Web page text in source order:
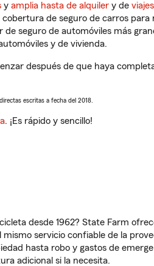
y amplia hasta de alquiler y de
de seguro de carros
seguro de automóviles más
y de vivienda.
después de que haya
escritas a fecha del 2018.
. ¡Es rápido y sencillo!
desde 1962? State Farm
servicio confiable de la
hasta robo y gastos de
adicional si la necesita.